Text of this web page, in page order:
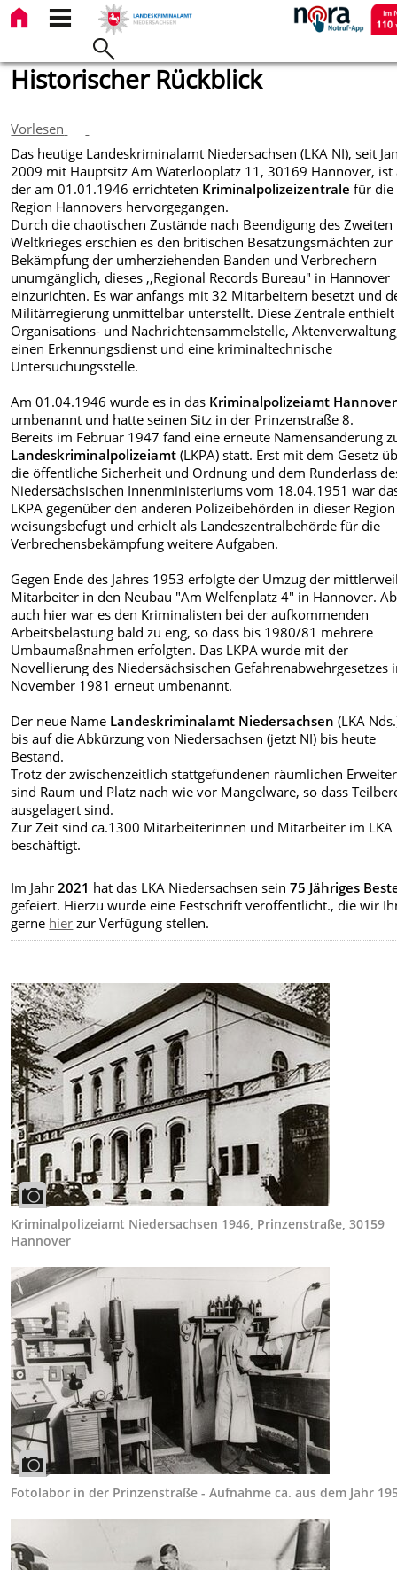
Historischer Rückblick
Vorlesen
Das heutige Landeskriminalamt Niedersachsen (LKA NI), seit
2009 mit Hauptsitz Am Waterlooplatz 11, 30169 Hannover, ist
der am 01.01.1946 errichteten Kriminalpolizeizentrale für die
Region Hannovers hervorgegangen.
Durch die chaotischen Zustände nach Beendigung des Zweiten
Weltkrieges erschien es den britischen Besatzungsmächten zur
Bekämpfung der umherziehenden Banden und Verbrechern
unumgänglich, dieses ,,Regional Records Bureau" in Hannover
einzurichten. Es war anfangs mit 32 Mitarbeitern besetzt und
Militärregierung unmittelbar unterstellt. Diese Zentrale
Organisations- und Nachrichtensammelstelle,
einen Erkennungsdienst und eine kriminaltechnische
Untersuchungsstelle.
Am 01.04.1946 wurde es in das Kriminalpolizeiamt Hannover
umbenannt und hatte seinen Sitz in der Prinzenstraße 8.
Bereits im Februar 1947 fand eine erneute Namensänderung
Landeskriminalpolizeiamt (LKPA)statt. Erst mit dem Gesetz
die öffentliche Sicherheit und Ordnung und dem Runderlass
Niedersächsischen Innenministeriums vom 18.04.1951 war
LKPA gegenüber den anderen Polizeibehörden in dieser Region
weisungsbefugt und erhielt als Landeszentralbehörde für die
Verbrechensbekämpfung weitere Aufgaben.
Gegen Ende des Jahres 1953 erfolgte der Umzug der
Mitarbeiter in den Neubau "Am Welfenplatz 4" in Hannover.
auch hier war es den Kriminalisten bei der aufkommenden
Arbeitsbelastung bald zu eng, so dass bis 1980/81 mehrere
Umbaumaßnahmen erfolgten. Das LKPA wurde mit der
Novellierung des Niedersächsischen Gefahrenabwehrgesetzes
November 1981 erneut umbenannt.
Der neue Name Landeskriminalamt Niedersachsen (LKA
bis auf die Abkürzung von Niedersachsen (jetzt NI) bis heute
Bestand.
Trotz der zwischenzeitlich stattgefundenen räumlichen
sind Raum und Platz nach wie vor Mangelware, so dass
ausgelagert sind.
Zur Zeit sind ca.1300 Mitarbeiterinnen und Mitarbeiter im LKA
beschäftigt.
Im Jahr2021 hat das LKA Niedersachsen sein75 Jähriges
gefeiert. Hierzu wurde eine Festschrift veröffentlicht., die wir
gerne hier zur Verfügung stellen.
Kriminalpolizeiamt Niedersachsen 1946, Prinzenstraße, 30159
Hannover
Fotolabor in der Prinzenstraße - Aufnahme ca. aus dem Jahr